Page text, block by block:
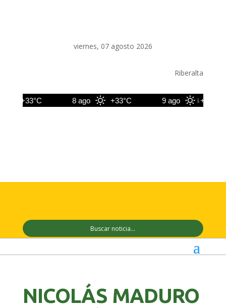
viernes, 07 agosto 2026
Riberalta
+33°C 8 ago +33°C 9 ago +34°C
NICOLÁS MADURO